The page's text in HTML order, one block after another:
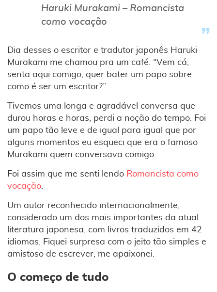
Haruki Murakami – Romancista
como vocação
Dia desses o escritor e tradutor japonês Haruki
Murakami me chamou pra um café. “Vem cá,
senta aqui comigo, quer bater um papo sobre
como é ser um escritor?”.
Tivemos uma longa e agradável conversa que
durou horas e horas, perdi a noção do tempo. Foi
um papo tão leve e de igual para igual que por
alguns momentos eu esqueci que era o famoso
Murakami quem conversava comigo.
Foi assim que me senti lendo Romancista como
vocação.
Um autor reconhecido internacionalmente,
considerado um dos mais importantes da atual
literatura japonesa, com livros traduzidos em 42
idiomas. Fiquei surpresa com o jeito tão simples e
amistoso de escrever, me apaixonei.
O começo de tudo